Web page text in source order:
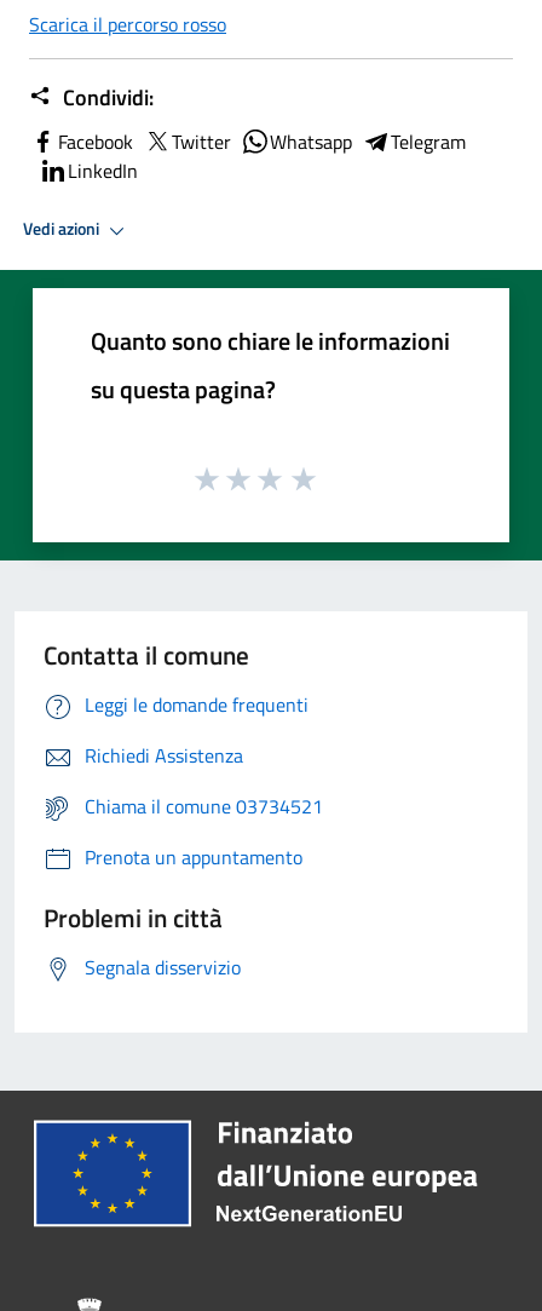
Scarica il percorso rosso
Condividi:
Facebook Twitter Whatsapp
Telegram
LinkedIn
Vedi azioni
Quanto sono chiare le informazioni
su questa pagina?
Contatta il comune
Leggi le domande frequenti
Richiedi Assistenza
Chiama il comune 03734521
Prenota un appuntamento
Problemi in città
Segnala disservizio